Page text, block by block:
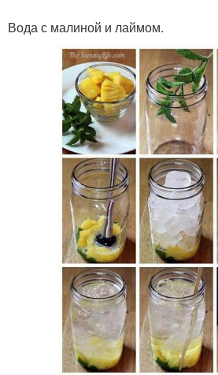
Вода с малиной и лаймом.